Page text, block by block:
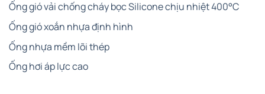
Ống gió vải chống cháy bọc Silicone chịu nhiệt 400°C
Ống gió xoắn nhựa định hình
Ống nhựa mềm lõi thép
Ống hơi áp lực cao